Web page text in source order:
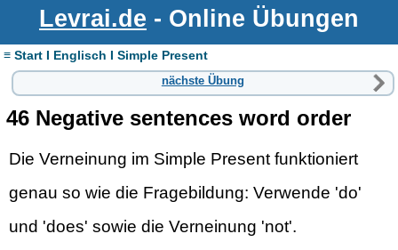
Levrai.de - Online Übungen
≡ Start I Englisch I Simple Present
nächste Übung
46 Negative sentences word order
Die Verneinung im Simple Present funktioniert
genau so wie die Fragebildung: Verwende 'do'
und 'does' sowie die Verneinung 'not'.